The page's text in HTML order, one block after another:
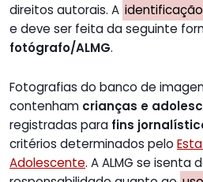
direitos autorais. A
e deve ser feita da seguinte
fotógrafo/ALMG.
Fotografias do banco de
contenham crianças e
registradas para fins
critérios determinados pelo
Adolescente. A ALMG se isenta